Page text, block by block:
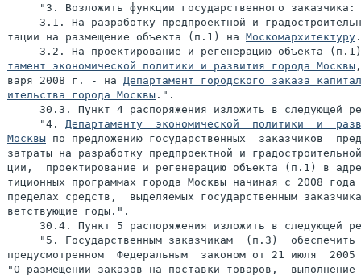
     "3. Возложить функции государственного заказчика:
3.1. На разработку предпроектной и
тации на размещение объекта (п.1) на Москомархитектуру .
3.2. На проектирование и регенерацию объекта
тамент экономической политики и развития города Москвы
варя 2008 г. - на Департамент городского заказа
ительства города Москвы .".
30.3. Пункт 4 распоряжения изложить в следующей
     "4.
Департаменту  экономической  политики  и
Москвы по предложению государственных  заказчиков
затраты на разработку предпроектной и
ции,  проектирование и регенерацию объекта (п.1) в
тиционных программах города Москвы начиная с 2008
пределах средств,  выделяемых государственным
ветствующие годы.".
30.4. Пункт 5 распоряжения изложить в следующей
"5. Государственным заказчикам  (п.3)  обеспечить
предусмотренном  Федеральным  законом от 21 июля
"О размещении заказов на поставки товаров,